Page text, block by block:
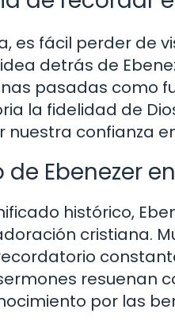
es fácil perder de
detrás de
pasadas como
la fidelidad de
nuestra confianza
de Ebenezer
histórico,
cristiana.
resuenan
por las